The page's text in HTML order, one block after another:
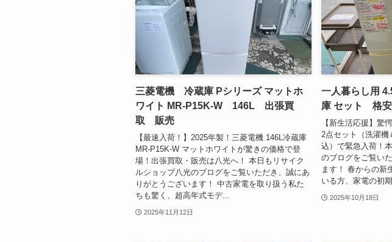
三菱電機 冷蔵庫 Pシリーズ マットホ
ワイト MR-P15K-W 146L 出張買
取 販売
【最速入荷！】2025年製！三菱電機 146L冷蔵庫
MR-P15K-W マットホワイトが驚きの価格で登
場！出張買取・販売は八光へ！ 本日もリサイク
ルショップ八光のブログをご覧いただき、誠にあ
りがとうございます！ 中古家電を取り扱う私た
ちも驚く、超高年式モデ...
2025年11月12日
一人暮らし用
庫 セット 格安
【新生活応援】驚
2点セット（洗濯機
込）で緊急入荷！
のブログをご覧い
ます！ 春からの新
いる方、家電の初
2025年10月18日